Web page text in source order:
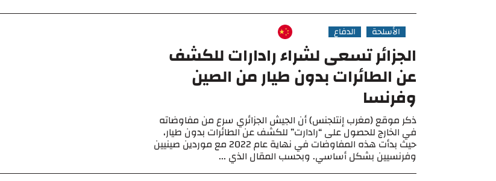
الأسلحة الدفاع
الجزائر تسعى لشراء رادارات للكشف
عن الطائرات بدون طيار من الصين
وفرنسا
ذكر موقع (مغرب إنتلجنس) أن الجيش الجزائري سرع من مفاوضاته
في الخارج للحصول على “رادارت” للكشف عن الطائرات بدون طيار،
حيث بدأت هذه المفاوضات في نهاية عام 2022 مع موردين صينيين
وفرنسيين بشكل أساسي. وبحسب المقال الذي ...